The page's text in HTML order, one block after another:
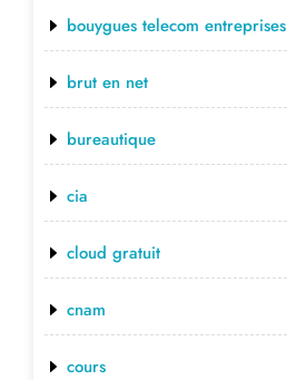
bouygues telecom entreprises
brut en net
bureautique
cia
cloud gratuit
cnam
cours